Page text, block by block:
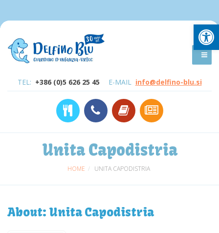
TEL: +386 (0)5 626 25 45 E-MAIL info@delfino-blu.si
Unita Capodistria
HOME UNITA CAPODISTRIA
About: Unita Capodistria